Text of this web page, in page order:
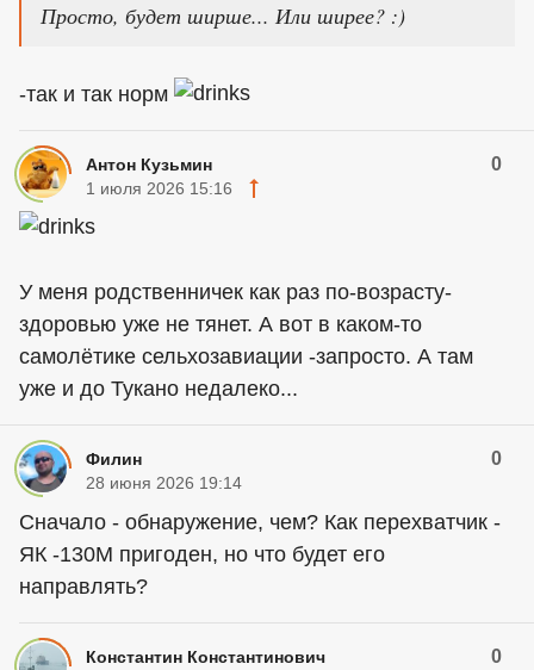
Просто, будет ширше... Или ширее? :)
-так и так норм
Антон Кузьмин 0
1 июля 2026 15:16
У меня родственничек как раз по-возрасту-
здоровью уже не тянет. А вот в каком-то
самолётике сельхозавиации -запросто. А там
уже и до Тукано недалеко...
Филин 0
28 июня 2026 19:14
Сначало - обнаружение, чем? Как перехватчик -
ЯК -130М пригоден, но что будет его
направлять?
Константин Константинович 0